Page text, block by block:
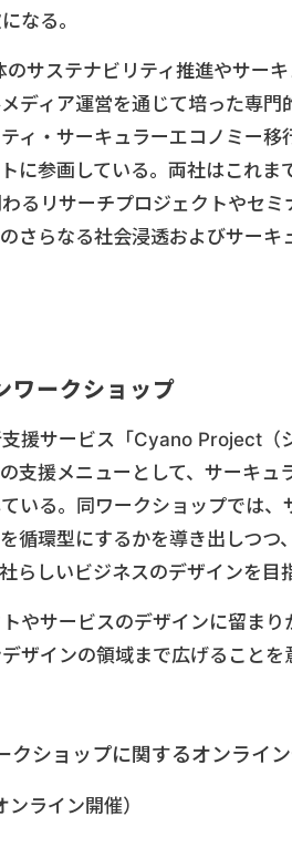
なる。
サステナビリティ推進やサー
ディア運営を通じて培った専門
ィ・サーキュラーエコノミー移
に参画している。両社はこれま
るリサーチプロジェクトやセミ
さらなる社会浸透およびサーキ
ワークショップ
援サービス「Cyano Project（
支援メニューとして、サーキュ
いる。同ワークショップでは、
循環型にするかを導き出しつつ
らしいビジネスのデザインを目指
やサービスのデザインに留まり
ザインの領域まで広げることを
クショップに関するオンライ
ライン開催）